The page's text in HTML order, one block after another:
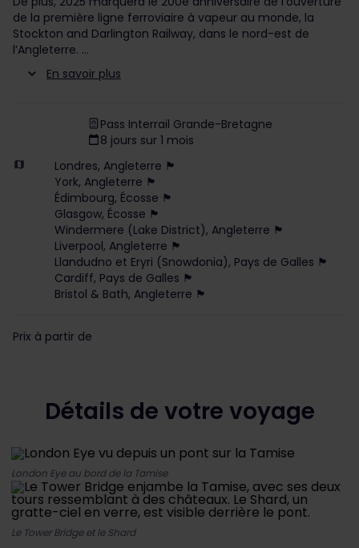
de la première ligne ferroviaire à vapeur au monde, la
Stockton and Darlington Railway, dans le nord-est de
l’Angleterre.
En savoir plus
Pass Interrail Grande-Bretagne
8 jours sur 1 mois
Londres, Angleterre 🏴
York, Angleterre 🏴
Édimbourg, Écosse 🏴
Glasgow, Écosse 🏴
Windermere (Lake District), Angleterre 🏴
Liverpool, Angleterre 🏴
Llandudno et Eryri (Snowdonia), Pays de Galles 🏴
Cardiff, Pays de Galles 🏴
Bristol & Bath, Angleterre 🏴
Prix à partir de
Détails de votre voyage
London Eye au bord de la Tamise
Le Tower Bridge et le Shard